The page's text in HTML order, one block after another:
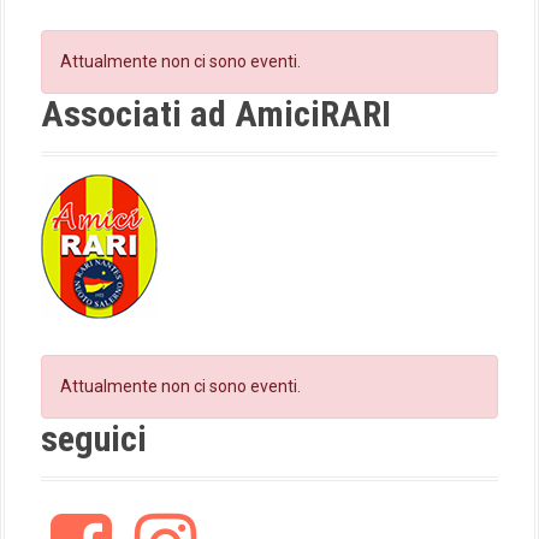
k
a
m
Attualmente non ci sono eventi.
Associati ad AmiciRARI
Attualmente non ci sono eventi.
seguici
F